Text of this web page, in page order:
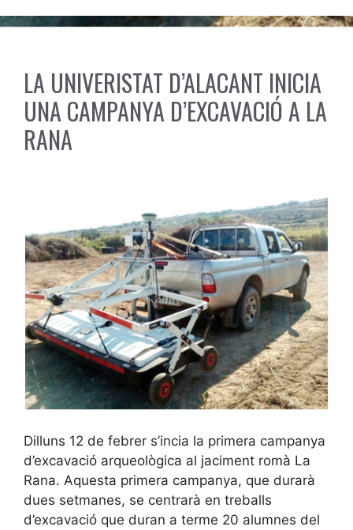
LA UNIVERISTAT D’ALACANT INICIA
UNA CAMPANYA D’EXCAVACIÓ A LA
RANA
Dilluns 12 de febrer s’incia la primera campanya
d’excavació arqueològica al jaciment romà La
Rana. Aquesta primera campanya, que durarà
dues setmanes, se centrarà en treballs
d’excavació que duran a terme 20 alumnes del